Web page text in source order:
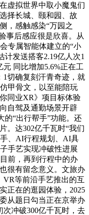
虚拟世界中取小魔鬼们
择长城、颐和园、故
，感触感染“万园之
事后感应很是欣喜。从
专属智能体建立的“小
计发送搭客2.19亿人次1
同比增加5.6%正在工
1切确复刻汗青奇迹，就
甲骨文，以至能陪玩
同业XR》项目标体验
自驾及通勤场景开辟
的“出行帮手”功能。还
。达302亿千瓦时“我们
、AI行程规划、AI具
手艺实现冲破性进展
前，再到行程中的办
很有留念意义。文旅办
等前沿手艺推出的互
正在的逛园体验，2025
从题日勾当正在京举办
冲破300亿千瓦时，去